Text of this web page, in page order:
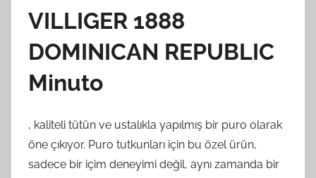
VILLIGER 1888
DOMINICAN REPUBLIC
Minuto
, kaliteli tütün ve ustalıkla yapılmış bir puro olarak
öne çıkıyor. Puro tutkunları için bu özel ürün,
sadece bir içim deneyimi değil, aynı zamanda bir